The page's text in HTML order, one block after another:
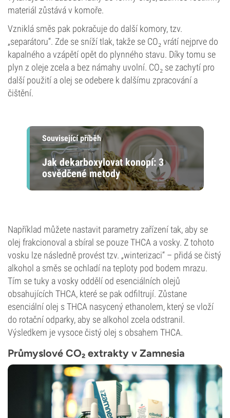
materiál zůstává v komoře.
Vzniklá směs pak pokračuje do další komory, tzv.
„separátoru“. Zde se sníží tlak, takže se CO₂ vrátí nejprve do
kapalného a vzápětí opět do plynného stavu. Díky tomu se
plyn z oleje zcela a bez námahy uvolní. CO₂ se zachytí pro
další použití a olej se odebere k dalšímu zpracování a
čištění.
Související příběh
Jak dekarboxylovat konopí: 3
osvědčené metody
Například můžete nastavit parametry zařízení tak, aby se
olej frakcionoval a sbíral se pouze THCA a vosky. Z tohoto
vosku lze následně provést tzv. „winterizaci“ – přidá se čistý
alkohol a směs se ochladí na teploty pod bodem mrazu.
Tím se tuky a vosky oddělí od esenciálních olejů
obsahujících THCA, které se pak odfiltrují. Zůstane
esenciální olej s THCA nasycený ethanolem, který se vloží
do rotační odparky, aby se alkohol zcela odstranil.
Výsledkem je vysoce čistý olej s obsahem THCA.
Průmyslové CO₂ extrakty v Zamnesia